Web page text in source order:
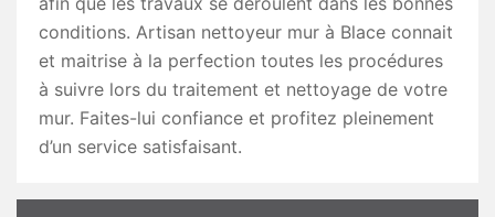
conditions. Artisan nettoyeur mur à Blace connait
et maitrise à la perfection toutes les procédures
à suivre lors du traitement et nettoyage de votre
mur. Faites-lui confiance et profitez pleinement
d’un service satisfaisant.